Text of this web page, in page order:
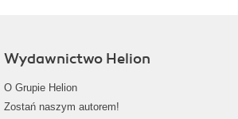
Wydawnictwo Helion
O Grupie Helion
Zostań naszym autorem!